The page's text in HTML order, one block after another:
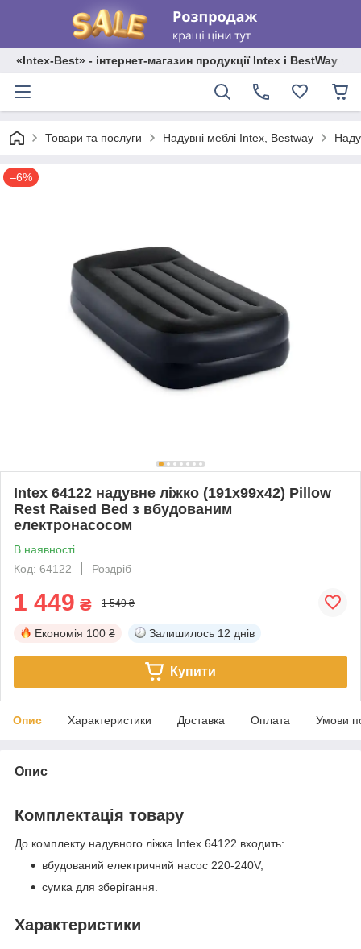
«Intex-Best» - інтернет-магазин продукції Intex і BestWay
Товари та послуги Надувні меблі Intex, Bestway
–6%
Intex 64122 надувне ліжко (191х99х42) Pillow
Rest Raised Bed з вбудованим
електронасосом
В наявності
Код: 64122
Роздріб
1 449 ₴ 1 549 ₴
Економія 100 ₴ Залишилось 12 днів
Купити
Опис Характеристики Доставка Оплата Умови
Опис
Комплектація товару
До комплекту надувного ліжка Intex 64122 входить:
вбудований електричний насос 220-240V;
сумка для зберігання.
Характеристики